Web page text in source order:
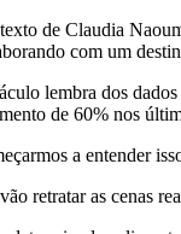
de Claudia
com um
lembra dos
de 60% nos
a entender
retratar as cenas